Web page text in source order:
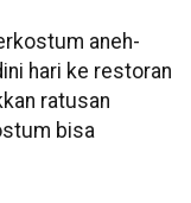
aneh-
hari ke restoran
ratusan
bisa